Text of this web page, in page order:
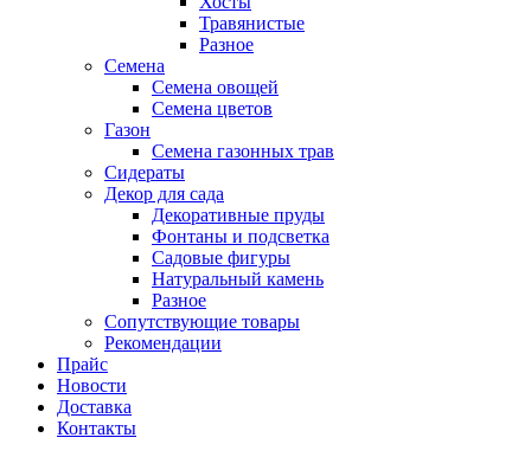
Травянистые
Разное
Семена
Семена овощей
Семена цветов
Газон
Семена газонных трав
Сидераты
Декор для сада
Декоративные пруды
Фонтаны и подсветка
Садовые фигуры
Натуральный камень
Разное
Сопутствующие товары
Рекомендации
Прайс
Новости
Доставка
Контакты